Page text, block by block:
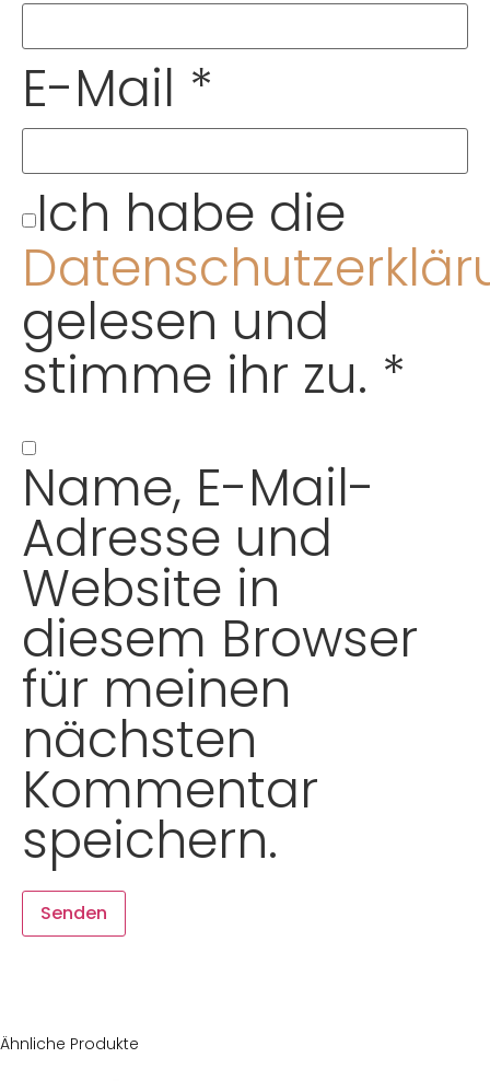
E-Mail *
Ich habe die
gelesen und
stimme ihr zu. *
Name, E-Mail-
Adresse und
Website in
diesem Browser
für meinen
nächsten
Kommentar
speichern.
Ähnliche Produkte